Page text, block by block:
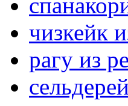
чизкейк
рагу из